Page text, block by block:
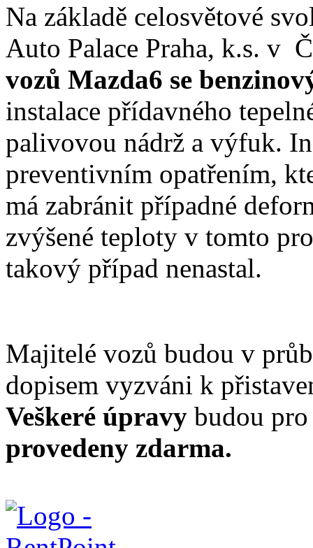
Na základě celosvětové
Auto Palace Praha, k.s. v
vozů Mazda6 se
instalace přídavného
palivovou nádrž a výfuk.
preventivním opatřením,
má zabránit případné
zvýšené teploty v tomto
takový případ nenastal.
Majitelé vozů budou v
dopisem vyzváni k
Veškeré úpravy budou
provedeny zdarma.